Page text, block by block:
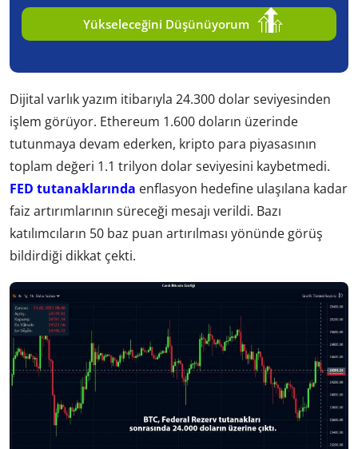
Yükseleceğini Düşünüyorum
Dijital varlık yazım itibarıyla 24.300 dolar seviyesinden
işlem görüyor. Ethereum 1.600 doların üzerinde
tutunmaya devam ederken, kripto para piyasasının
toplam değeri 1.1 trilyon dolar seviyesini kaybetmedi.
FED tutanaklarında enflasyon hedefine ulaşılana kadar
faiz artırımlarının süreceği mesajı verildi. Bazı
katılımcıların 50 baz puan artırılması yönünde görüş
bildirdiği dikkat çekti.